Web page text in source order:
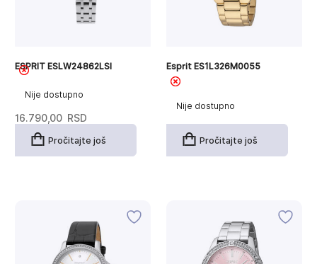
Nije dostupno
ESPRIT ESLW24862LSI
16.790,00 RSD
Pročitajte još
Nije dostupno
Esprit ES1L326M0055
Pročitajte još